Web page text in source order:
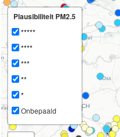
Plausibiliteit PM2.5
*****
****
***
**
*
Onbepaald